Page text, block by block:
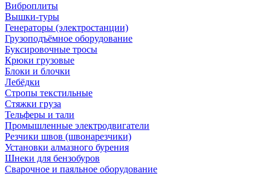
Виброплиты
Вышки-туры
Генераторы (электростанции)
Грузоподъёмное оборудование
Буксировочные тросы
Крюки грузовые
Блоки и блочки
Лебёдки
Стропы текстильные
Стяжки груза
Тельферы и тали
Промышленные электродвигатели
Резчики швов (швонарезчики)
Установки алмазного бурения
Шнеки для бензобуров
Сварочное и паяльное оборудование